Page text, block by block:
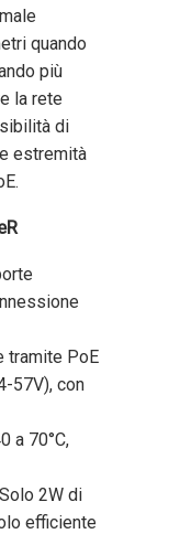
quando
più
la rete
di
estremità
tramite PoE
57V), con
a 70°C,
Solo 2W di
efficiente